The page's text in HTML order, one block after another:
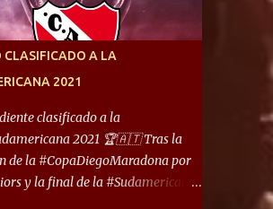
de un clásico de los
la primera división del fútbol
muchos años. Dock Sud es otro
comparten esas tierras, aunque el
es la convivencia
- Racing. “No encuentro, más
CLASIFICADO A LA
2021
clasificado a la
2021 🏆🇦🇹 Tras la
de la #CopaDiegoMaradona por
y la final de la #Sudamericana